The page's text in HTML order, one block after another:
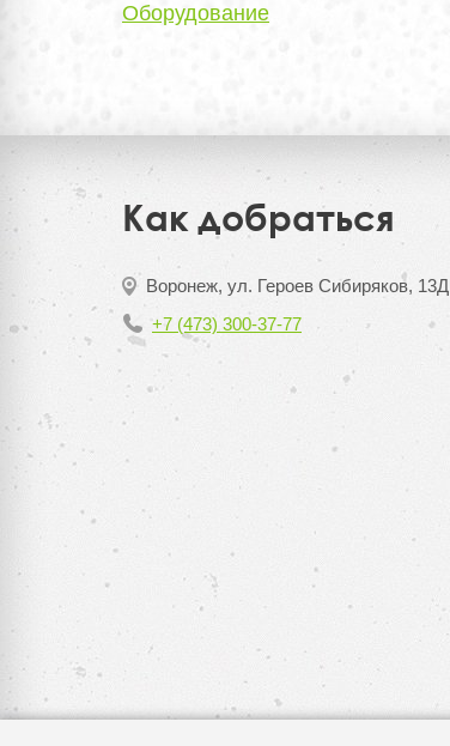
Оборудование
Как добраться
Воронеж, ул. Героев Сибиряков, 13Д
+7 (473) 300-37-77